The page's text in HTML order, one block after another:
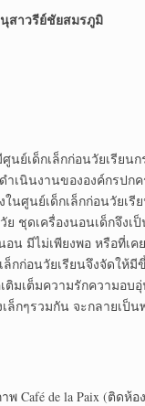
สาวรีย์ชัยสมรภูมิ
ย์เด็กเล็กก่อนวัยเรีย
เนินงานขององค์กรป
ศูนย์เด็กเล็กก่อนวัยเรี
ชุดเครื่องนอนเด็กจึง
น มีไม่เพียงพอ หรือที่เ
ล็กก่อนวัยเรียนจึงจัดใ
มเต็มความรักความอบ
เล็กๆรวมกัน จะกลายเ
Café de la Paix (ติด